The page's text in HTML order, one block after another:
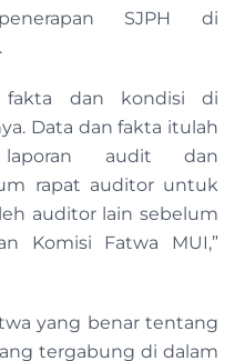
SJPH di
fakta dan kondisi di
Data dan fakta itulah
audit dan
rapat auditor untuk
auditor lain sebelum
Komisi Fatwa MUI,”
yang benar tentang
tergabung di dalam